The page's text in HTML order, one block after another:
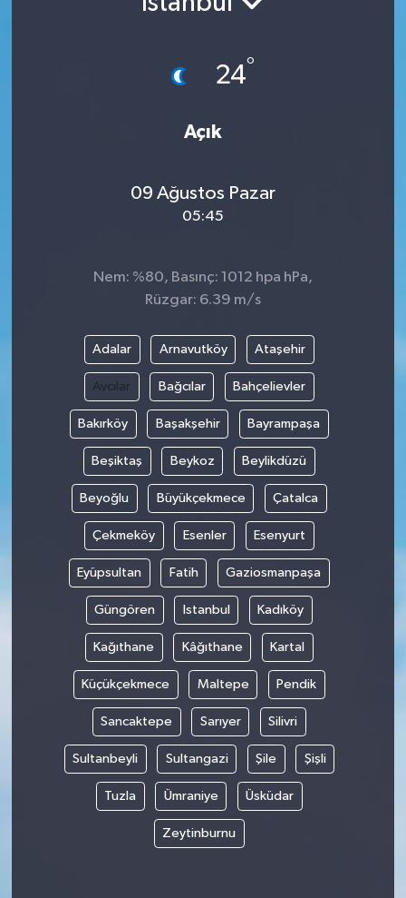
24°
Açık
09 Ağustos Pazar
05:45
Nem: %80, Basınç: 1012 hpa hPa,
Rüzgar: 6.39 m/s
Adalar Arnavutköy Ataşehir
Avcılar Bağcılar Bahçelievler
Bakırköy Başakşehir Bayrampaşa
Beşiktaş Beykoz Beylikdüzü
Beyoğlu Büyükçekmece Çatalca
Çekmeköy Esenler Esenyurt
Eyüpsultan Fatih Gaziosmanpaşa
Güngören Istanbul Kadıköy
Kağıthane Kâğıthane Kartal
Küçükçekmece Maltepe Pendik
Sancaktepe Sarıyer Silivri
Sultanbeyli Sultangazi Şile Şişli
Tuzla Ümraniye Üsküdar
Zeytinburnu